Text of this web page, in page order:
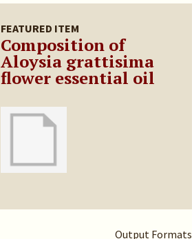
FEATURED ITEM
Composition of
Aloysia grattisima
flower essential oil
Output Formats